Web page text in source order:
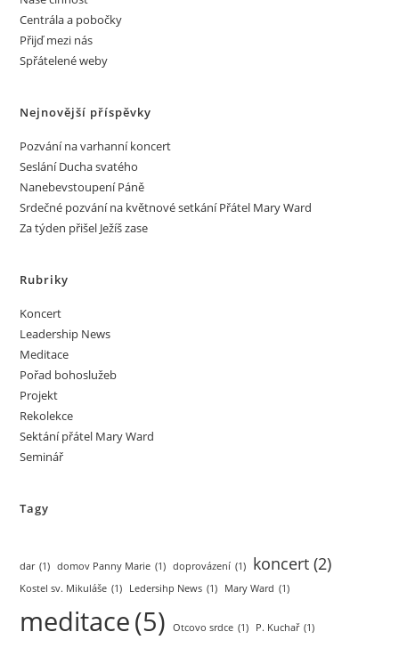
Centrála a pobočky
Přijď mezi nás
Spřátelené weby
Nejnovější příspěvky
Pozvání na varhanní koncert
Seslání Ducha svatého
Nanebevstoupení Páně
Srdečné pozvání na květnové setkání Přátel Mary Ward
Za týden přišel Ježíš zase
Rubriky
Koncert
Leadership News
Meditace
Pořad bohoslužeb
Projekt
Rekolekce
Sektání přátel Mary Ward
Seminář
Tagy
dar (1) domov Panny Marie (1) doprovázení (1) koncert (2)
Kostel sv. Mikuláše (1) Ledersihp News (1) Mary Ward (1)
meditace(5) Otcovo srdce (1) P. Kuchař (1)